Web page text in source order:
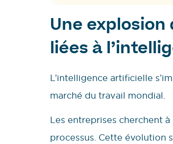
Une
liées à
L’intelligence artificielle
marché du travail mondial.
Les entreprises cherchent
processus. Cette évolution